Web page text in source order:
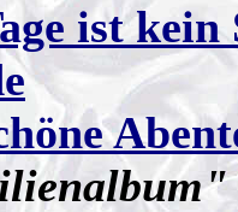
ist kein